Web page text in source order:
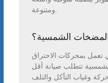
ومتنوعة.
الشمسية؟
تعمل بمحركات الاحتراق
تتطلب صيانة أقل
وغياب التآكل والتلف